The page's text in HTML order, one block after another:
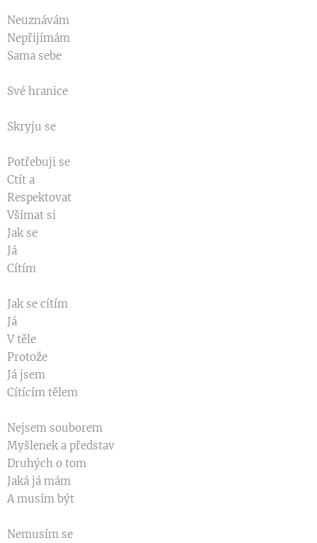
Neuznávám
Nepřijímám
Sama sebe
Své hranice
Skryju se
Potřebuji se
Ctít a
Respektovat
Všímat si
Jak se
Já
Cítím
Jak se cítím
Já
V těle
Protože
Já jsem
Cítícím tělem
Nejsem souborem
Myšlenek a představ
Druhých o tom
Jaká já mám
A musím být
Nemusím se